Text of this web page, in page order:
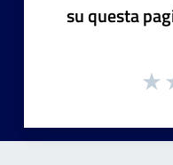
su questa